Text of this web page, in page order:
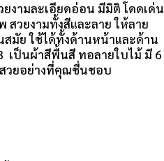
งามละเอียดอ่อน มีมิติ โดดเด่น
สวยงามทั้งสีและลาย ให้ลาย
สมัย ใช้ได้ทั้งด้านหน้าและด้าน
เป็นผ้าสีพื้นสี ทอลายใบไม้ มี 6
วยอย่างที่คุณชื่นชอบ